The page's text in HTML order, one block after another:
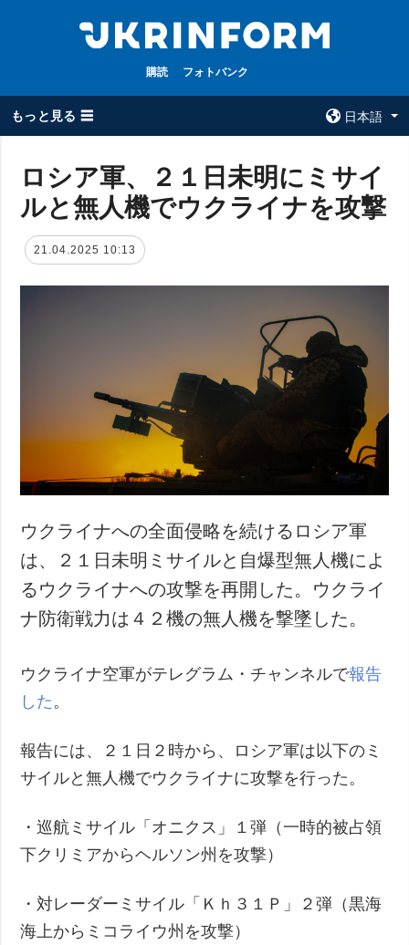
購読 フォトバンク
もっと見る ☰
日本語
全てのトピック
被占領地
政治
スポーツ
犯罪
ウクルインフォ
ルム
特集
インタビュー
写真
動画
購読
フォトバンク
ロシア軍、２１日未明にミサイ
ルと無人機でウクライナを攻撃
21.04.2025 10:13
ウクライナへの全面侵略を続けるロシア軍
は、２１日未明ミサイルと自爆型無人機によ
るウクライナへの攻撃を再開した。ウクライ
ナ防衛戦力は４２機の無人機を撃墜した。
ウクライナ空軍がテレグラム・チャンネルで報告
した 。
報告には、２１日２時から、ロシア軍は以下のミ
サイルと無人機でウクライナに攻撃を行った。
・巡航ミサイル「オニクス」１弾（一時的被占領
下クリミアからヘルソン州を攻撃）
・対レーダーミサイル「Ｋｈ３１Ｐ」２弾（黒海
海上からミコライウ州を攻撃）